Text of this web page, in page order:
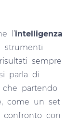
l’intelligenza
strumenti
sempre
parla di
che partendo
come un set
con